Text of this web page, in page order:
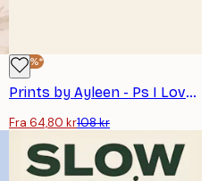
-40%*
Prints by Ayleen - Ps I Love You Plakat
Fra 64,80 kr108 kr